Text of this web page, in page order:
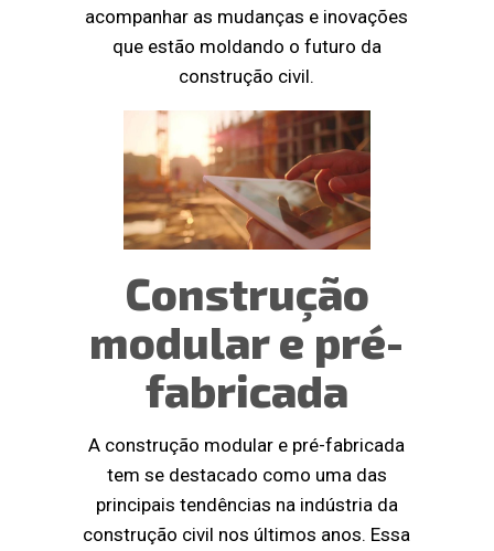
acompanhar as mudanças e inovações
que estão moldando o futuro da
construção civil.
Construção
modular e pré-
fabricada
A construção modular e pré-fabricada
tem se destacado como uma das
principais tendências na indústria da
construção civil nos últimos anos. Essa